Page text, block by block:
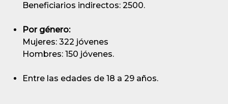
Beneficiarios indirectos: 2500.
Por género:
Mujeres: 322 jóvenes
Hombres: 150 jóvenes.
Entre las edades de 18 a 29 años.